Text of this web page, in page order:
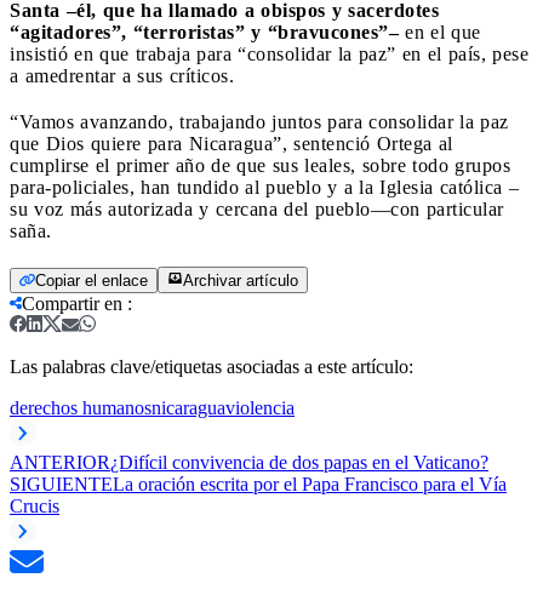
Santa –él, que ha llamado a obispos y sacerdotes
“agitadores”, “terroristas” y “bravucones”–en el que
insistió en que trabaja para “consolidar la paz” en el país, pese
a amedrentar a sus críticos.
“Vamos avanzando, trabajando juntos para consolidar la paz
que Dios quiere para Nicaragua”, sentenció Ortega al
cumplirse el primer año de que sus leales, sobre todo grupos
para-policiales, han tundido al pueblo y a la Iglesia católica –
su voz más autorizada y cercana del pueblo—con particular
saña.
Copiar el enlace Archivar artículo
Compartir en :
Las palabras clave/etiquetas asociadas a este artículo:
derechos humanosnicaraguaviolencia
ANTERIOR¿Difícil convivencia de dos papas en el Vaticano?
SIGUIENTELa oración escrita por el Papa Francisco para el Vía
Crucis